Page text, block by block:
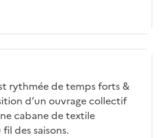
rythmée de temps forts &
d’un ouvrage collectif
cabane de textile
des saisons.